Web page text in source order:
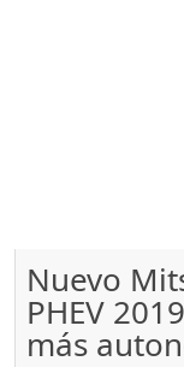
Nuevo
PHEV
más